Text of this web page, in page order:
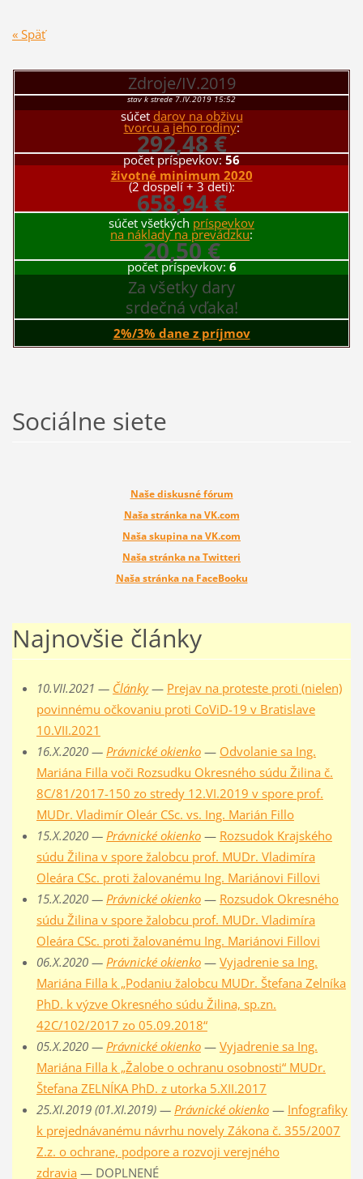
« Späť
Zdroje/IV.2019
stav k strede 7.IV.2019 15:52
súčet darov na obživu
tvorcu a jeho rodiny:
292,48 €
počet príspevkov: 56
životné minimum 2020
(2 dospelí + 3 deti):
658,94 €
súčet všetkých príspevkov
na náklady na prevádzku:
20,50 €
počet príspevkov: 6
Za všetky dary
srdečná vďaka!
2%/3% dane z príjmov
Sociálne siete
Naše diskusné fórum
Naša stránka na VK.com
Naša skupina na VK.com
Naša stránka na Twitteri
Naša stránka na FaceBooku
Najnovšie články
10.VII.2021 — Články— Prejav na proteste proti (nielen)
povinnému očkovaniu proti CoViD-19 v Bratislave
10.VII.2021
16.X.2020 — Právnické okienko— Odvolanie sa Ing.
Mariána Filla voči Rozsudku Okresného súdu Žilina č.
8C/81/2017-150 zo stredy 12.VI.2019 v spore prof.
MUDr. Vladimír Oleár CSc. vs. Ing. Marián Fillo
15.X.2020 — Právnické okienko— Rozsudok Krajského
súdu Žilina v spore žalobcu prof. MUDr. Vladimíra
Oleára CSc. proti žalovanému Ing. Mariánovi Fillovi
15.X.2020 — Právnické okienko— Rozsudok Okresného
súdu Žilina v spore žalobcu prof. MUDr. Vladimíra
Oleára CSc. proti žalovanému Ing. Mariánovi Fillovi
06.X.2020 — Právnické okienko— Vyjadrenie sa Ing.
Mariána Filla k „Podaniu žalobcu MUDr. Štefana Zelníka
PhD. k výzve Okresného súdu Žilina, sp.zn.
42C/102/2017 zo 05.09.2018“
05.X.2020 — Právnické okienko— Vyjadrenie sa Ing.
Mariána Filla k „Žalobe o ochranu osobnosti“ MUDr.
Štefana ZELNÍKA PhD. z utorka 5.XII.2017
25.XI.2019 (01.XI.2019) — Právnické okienko— Infografiky
k prejednávanému návrhu novely Zákona č. 355/2007
Z.z. o ochrane, podpore a rozvoji verejného
zdravia — DOPLNENÉ